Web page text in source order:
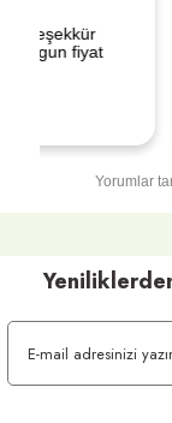
Bu ürüne benzer